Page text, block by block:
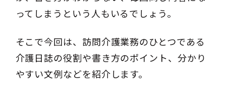
ってしまうという人もいるでしょう。
そこで今回は、訪問介護業務のひとつである
介護日誌の役割や書き方のポイント、分かり
やすい文例などを紹介します。